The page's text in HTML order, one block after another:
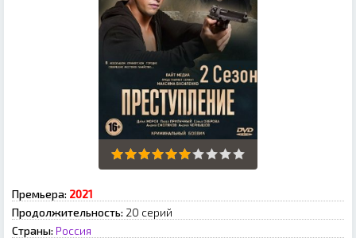
Премьера: 2021
Продолжительность: 20 серий
Страны: Россия